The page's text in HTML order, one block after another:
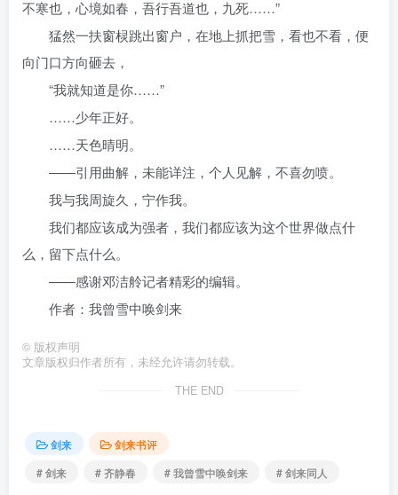
不寒也，心境如春，吾行吾道也，九死……”
猛然一扶窗棂跳出窗户，在地上抓把雪，看也不看，便
向门口方向砸去，
“我就知道是你……”
……少年正好。
……天色晴明。
——引用曲解，未能详注，个人见解，不喜勿喷。
我与我周旋久，宁作我。
我们都应该成为强者，我们都应该为这个世界做点什
么，留下点什么。
——感谢邓洁舲记者精彩的编辑。
作者：我曾雪中唤剑来
© 版权声明
文章版权归作者所有，未经允许请勿转载。
THE END
剑来
剑来书评
# 剑来
# 齐静春 # 我曾雪中唤剑来 # 剑来同人